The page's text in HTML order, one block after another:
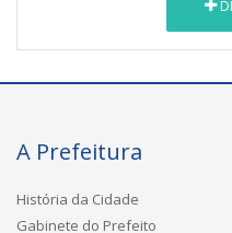
A Prefeitura
História da Cidade
Gabinete do Prefeito